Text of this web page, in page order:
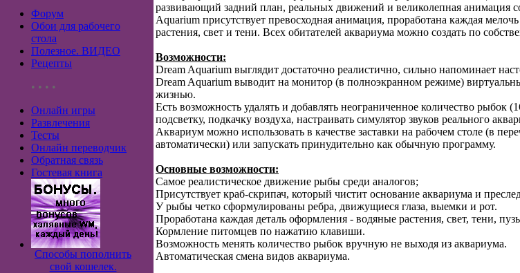
Форум
Обои для рабочего
стола
Полезное. ВИДЕО
Рецепты
• • • •
Онлайн игры
Развлечения
Тесты
Онлайн переводчик
Обратная связь
Гостевая книга
Способы пополнить
свой кошелек.
развивающий задний план, реальных движений и великолепная анимация
Aquarium присутствует превосходная анимация, проработана каждая
растения, свет и тени. Всех обитателей аквариума можно создать по
Возможности:
Dream Aquarium выглядит достаточно реалистично, сильно напоминает
Dream Aquarium выводит на монитор (в полноэкранном режиме)
жизнью.
Есть возможность удалять и добавлять неограниченное количество рыбок
подсветку, подкачку воздуха, настраивать симулятор звуков реального
Аквариум можно использовать в качестве заставки на рабочем столе (в
автоматически) или запускать принудительно как обычную программу.
Основные возможности:
Самое реалистическое движение рыбы среди аналогов;
Присутствует краб-скрипач, который чистит основание аквариума и
У рыбы четко сформулированы ребра, движущиеся глаза, выемки и рот.
Проработана каждая деталь оформления - водяные растения, свет, тени,
Кормление питомцев по нажатию клавиши.
Возможность менять количество рыбок вручную не выходя из аквариума.
Автоматическая смена видов аквариума.